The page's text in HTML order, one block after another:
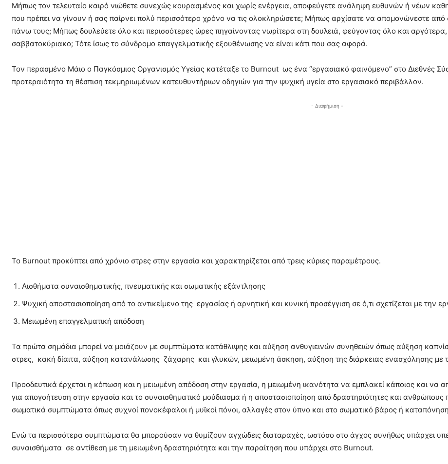
Μήπως τον τελευταίο καιρό νιώθετε συνεχώς κουρασμένος και χωρίς ενέργεια, αποφεύγετε ανάληψη ευθυνών ή νέων
που πρέπει να γίνουν ή σας παίρνει πολύ περισσότερο χρόνο να τις ολοκληρώσετε; Μήπως αρχίσατε να απομονώνεστε
πάνω τους; Μήπως δουλεύετε όλο και περισσότερες ώρες πηγαίνοντας νωρίτερα στη δουλειά, φεύγοντας όλο και αργότερα,
σαββατοκύριακο; Τότε ίσως το σύνδρομο επαγγελματικής εξουθένωσης να είναι κάτι που σας αφορά.
Τον περασμένο Μάιο ο Παγκόσμιος Οργανισμός Υγείας κατέταξε το Burnout ως ένα “εργασιακό φαινόμενο” στο Διεθνές
προτεραιότητα τη θέσπιση τεκμηριωμένων κατευθυντήριων οδηγιών για την ψυχική υγεία στο εργασιακό περιβάλλον.
- Διαφήμιση -
Το Burnout προκύπτει από χρόνιο στρες στην εργασία και χαρακτηρίζεται από τρεις κύριες παραμέτρους.
Αισθήματα συναισθηματικής, πνευματικής και σωματικής εξάντλησης
Ψυχική αποστασιοποίηση από το αντικείμενο της εργασίας ή αρνητική και κυνική προσέγγιση σε ό,τι σχετίζεται με την
Μειωμένη επαγγελματική απόδοση
Τα πρώτα σημάδια μπορεί να μοιάζουν με συμπτώματα κατάθλιψης και αύξηση ανθυγιεινών συνηθειών όπως αύξηση
στρες, κακή δίαιτα, αύξηση κατανάλωσης ζάχαρης και γλυκών, μειωμένη άσκηση, αύξηση της διάρκειας ενασχόλησης με
Προοδευτικά έρχεται η κόπωση και η μειωμένη απόδοση στην εργασία, η μειωμένη ικανότητα να εμπλακεί κάποιος και να
για απογοήτευση στην εργασία και το συναισθηματικό μούδιασμα ή η αποστασιοποίηση από δραστηριότητες και
σωματικά συμπτώματα όπως συχνοί πονοκέφαλοι ή μυϊκοί πόνοι, αλλαγές στον ύπνο και στο σωματικό βάρος ή
Ενώ τα περισσότερα συμπτώματα θα μπορούσαν να θυμίζουν αγχώδεις διαταραχές, ωστόσο στο άγχος συνήθως υπάρχει
συναισθήματα σε αντίθεση με τη μειωμένη δραστηριότητα και την παραίτηση που υπάρχει στο Burnout.